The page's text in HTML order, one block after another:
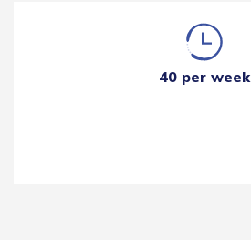
40 per week